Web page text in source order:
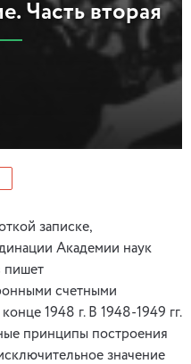
Часть вторая
записке,
Академии наук
пишет
счетными
1948 г. В 1948-1949 гг.
принципы построения
значение